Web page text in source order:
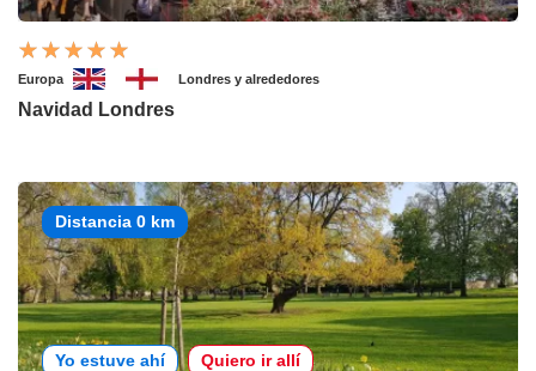
Europa Londres y alrededores
Navidad Londres
Distancia 0 km
Yo estuve ahí Quiero ir allí